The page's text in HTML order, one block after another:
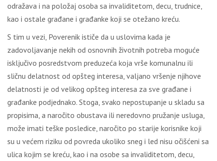
odražava i na položaj osoba sa invaliditetom, decu, trudnice,
kao i ostale građane i građanke koji se otežano kreću.
S tim u vezi, Poverenik ističe da u uslovima kada je
zadovolјavanje nekih od osnovnih životnih potreba moguće
isklјučivo posredstvom preduzeća koja vrše komunalnu ili
sličnu delatnost od opšteg interesa, valјano vršenje njihove
delatnosti je od velikog opšteg interesa za sve građane i
građanke podjednako. Stoga, svako nepostupanje u skladu sa
propisima, a naročito obustava ili neredovno pružanje usluga,
može imati teške posledice, naročito po starije korisnike koji
su u većem riziku od povreda ukoliko sneg i led nisu očišćeni sa
ulica kojim se kreću, kao i na osobe sa invaliditetom, decu,